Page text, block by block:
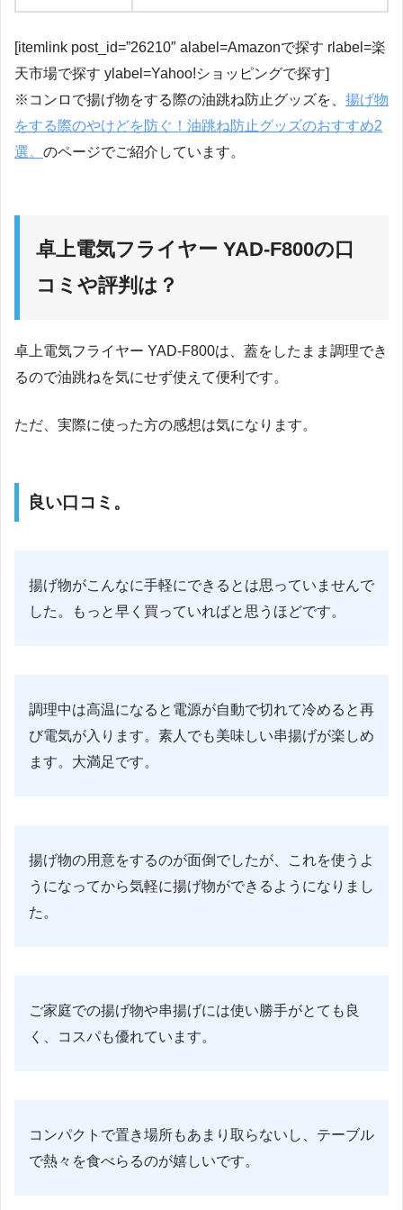
[itemlink post_id=”26210″ alabel=Amazonで探す rlabel=楽
天市場で探す ylabel=Yahoo!ショッピングで探す]
※コンロで揚げ物をする際の油跳ね防止グッズを、 揚げ物
をする際のやけどを防ぐ！油跳ね防止グッズのおすすめ2
選。 のページでご紹介しています。
卓上電気フライヤー YAD-F800の口
コミや評判は？
卓上電気フライヤー YAD-F800は、蓋をしたまま調理でき
るので油跳ねを気にせず使えて便利です。
ただ、実際に使った方の感想は気になります。
良い口コミ。
揚げ物がこんなに手軽にできるとは思っていませんで
した。もっと早く買っていればと思うほどです。
調理中は高温になると電源が自動で切れて冷めると再
び電気が入ります。素人でも美味しい串揚げが楽しめ
ます。大満足です。
揚げ物の用意をするのが面倒でしたが、これを使うよ
うになってから気軽に揚げ物ができるようになりまし
た。
ご家庭での揚げ物や串揚げには使い勝手がとても良
く、コスパも優れています。
コンパクトで置き場所もあまり取らないし、テーブル
で熱々を食べらるのが嬉しいです。